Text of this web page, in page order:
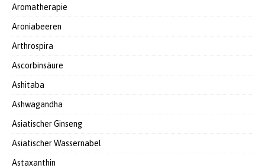
Aromatherapie
Aroniabeeren
Arthrospira
Ascorbinsäure
Ashitaba
Ashwagandha
Asiatischer Ginseng
Asiatischer Wassernabel
Astaxanthin